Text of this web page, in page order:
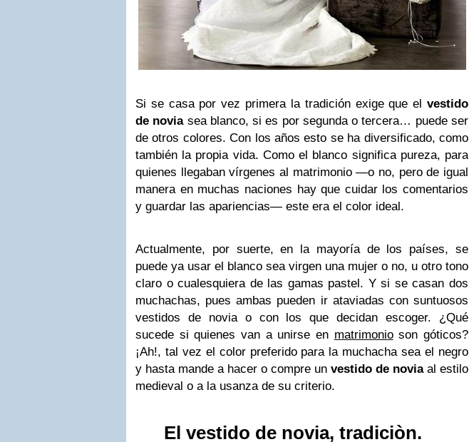
Si se casa por vez primera la tradición exige que el vestido
de noviasea blanco, si es por segunda o tercera… puede ser
de otros colores. Con los años esto se ha diversificado, como
también la propia vida. Como el blanco significa pureza, para
quienes llegaban vírgenes al matrimonio —o no, pero de igual
manera en muchas naciones hay que cuidar los comentarios
y guardar las apariencias— este era el color ideal.
Actualmente, por suerte, en la mayoría de los países, se
puede ya usar el blanco sea virgen una mujer o no, u otro tono
claro o cualesquiera de las gamas pastel. Y si se casan dos
muchachas, pues ambas pueden ir ataviadas con suntuosos
vestidos de novia o con los que decidan escoger. ¿Qué
sucede si quienes van a unirse en matrimonioson góticos?
¡Ah!, tal vez el color preferido para la muchacha sea el negro
y hasta mande a hacer o compre un vestido de noviaal estilo
medieval o a la usanza de su criterio.
El vestido de novia, tradiciòn.